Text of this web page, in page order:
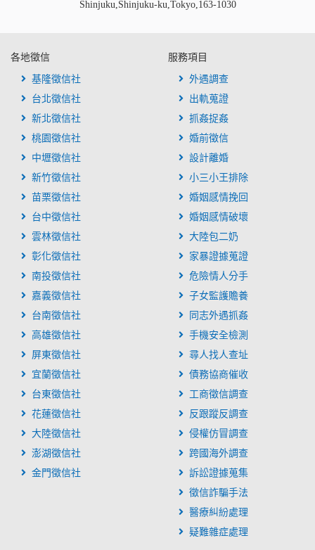
Shinjuku,Shinjuku-ku,Tokyo,163-1030
各地徵信
基隆徵信社
台北徵信社
新北徵信社
桃園徵信社
中壢徵信社
新竹徵信社
苗栗徵信社
台中徵信社
雲林徵信社
彰化徵信社
南投徵信社
嘉義徵信社
台南徵信社
高雄徵信社
屏東徵信社
宜蘭徵信社
台東徵信社
花蓮徵信社
大陸徵信社
澎湖徵信社
金門徵信社
服務項目
外遇調查
出軌蒐證
抓姦捉姦
婚前徵信
設計離婚
小三小王排除
婚姻感情挽回
婚姻感情破壞
大陸包二奶
家暴證據蒐證
危險情人分手
子女監護贍養
同志外遇抓姦
手機安全檢測
尋人找人查址
債務協商催收
工商徵信調查
反跟蹤反調查
侵權仿冒調查
跨國海外調查
訴訟證據蒐集
徵信詐騙手法
醫療糾紛處理
疑難雜症處理